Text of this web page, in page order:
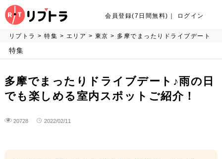
会員登録(7日間無料) ログイン
リプトラ >特集 > エリア > 東京 > 多摩でまったりドライブデート
♪雨の日でも楽しめる室内スポットご紹介！
特集
多摩でまったりドライブデート♪雨の日
でも楽しめる室内スポットご紹介！
20728 2022/02/11